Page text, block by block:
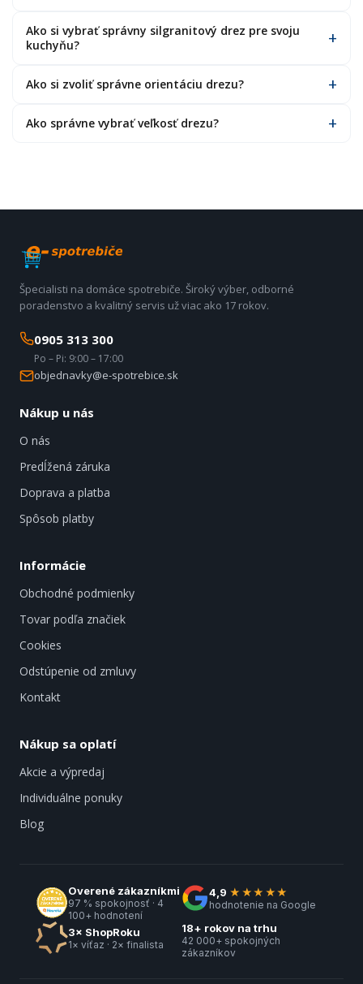
Ako si vybrať správny silgranitový drez pre svoju
kuchyňu?
Ako si zvoliť správne orientáciu drezu?
Ako správne vybrať veľkosť drezu?
Špecialisti na domáce spotrebiče. Široký výber, odborné
poradenstvo a kvalitný servis už viac ako 17 rokov.
0905 313 300
Po – Pi: 9:00 – 17:00
objednavky@e-spotrebice.sk
Nákup u nás
O nás
Predĺžená záruka
Doprava a platba
Spôsob platby
Informácie
Obchodné podmienky
Tovar podľa značiek
Cookies
Odstúpenie od zmluvy
Kontakt
Nákup sa oplatí
Akcie a výpredaj
Individuálne ponuky
Blog
Overené zákazníkmi
97 % spokojnosť · 4
100+ hodnotení
4,9 ★★★★★
hodnotenie na Google
3× ShopRoku
1× víťaz · 2× finalista
18+ rokov na trhu
42 000+ spokojných
zákazníkov